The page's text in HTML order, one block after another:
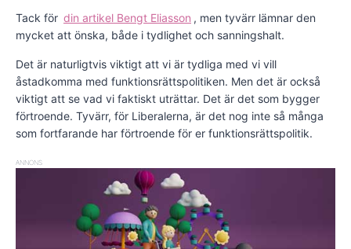
Tack för din artikel Bengt Eliasson , men tyvärr lämnar den
mycket att önska, både i tydlighet och sanningshalt.
Det är naturligtvis viktigt att vi är tydliga med vi vill
åstadkomma med funktionsrättspolitiken. Men det är också
viktigt att se vad vi faktiskt uträttar. Det är det som bygger
förtroende. Tyvärr, för Liberalerna, är det nog inte så många
som fortfarande har förtroende för er funktionsrättspolitik.
ANNONS